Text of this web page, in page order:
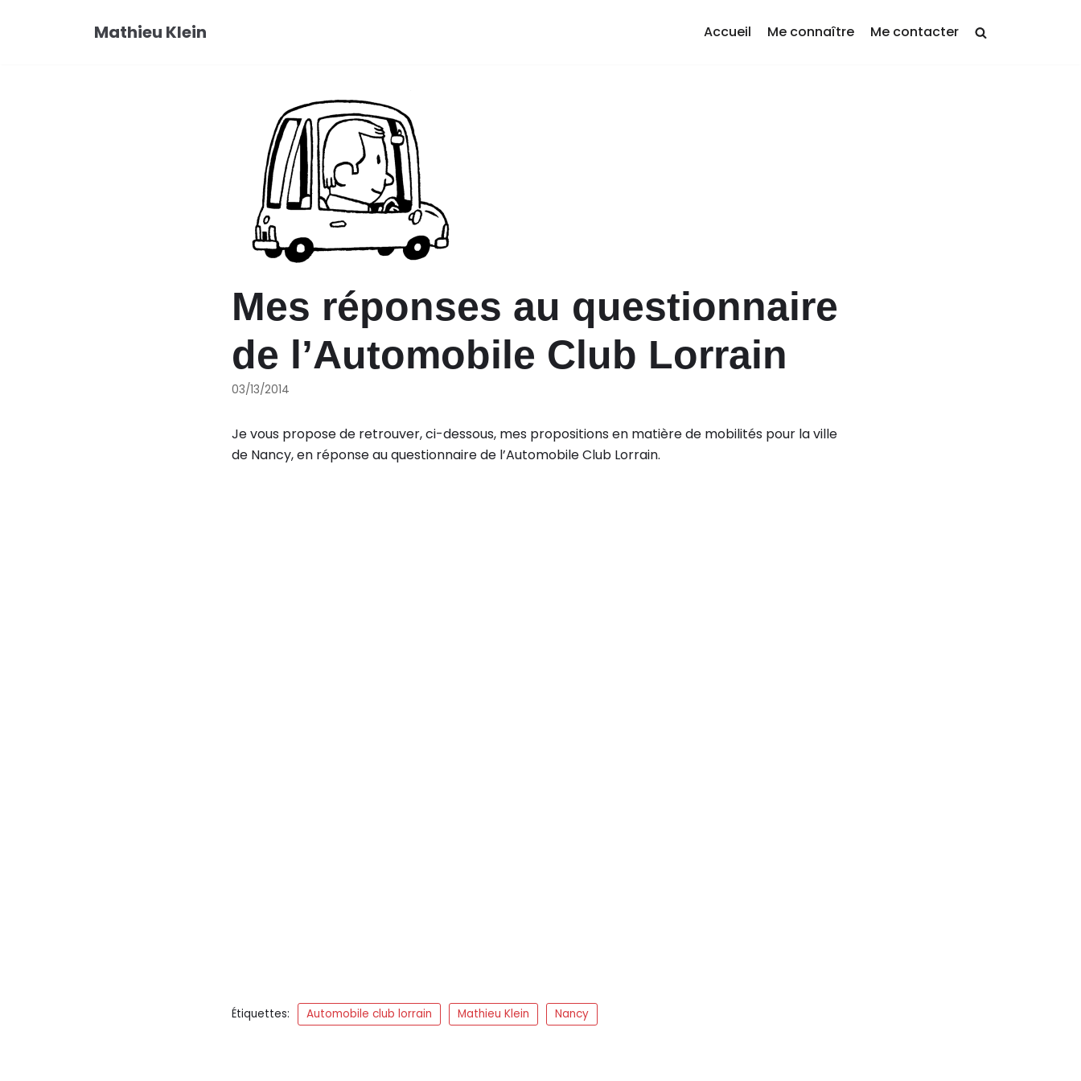
Mathieu Klein Accueil Me connaître Me contacter
Mes réponses au questionnaire
de l’Automobile Club Lorrain
03/13/2014
Je vous propose de retrouver, ci-dessous, mes propositions en matière de mobilités pour la ville
de Nancy, en réponse au questionnaire de l’Automobile Club Lorrain.
Étiquettes: Automobile club lorrain Mathieu Klein Nancy